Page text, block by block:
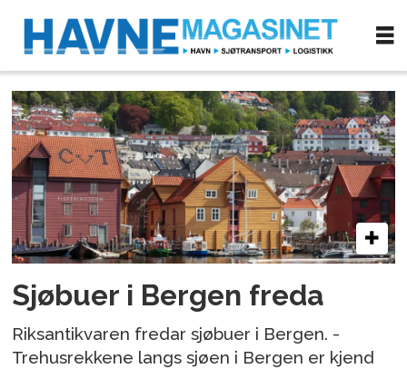
Tag:
maritim
historie
Sjøbuer i Bergen freda
Riksantikvaren fredar sjøbuer i Bergen. -
Trehusrekkene langs sjøen i Bergen er kjend